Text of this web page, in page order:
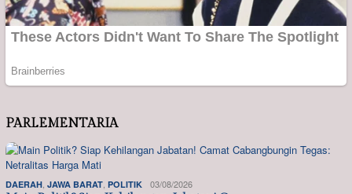
PARLEMENTARIA
DAERAH, JAWA BARAT, POLITIK 03/08/2026